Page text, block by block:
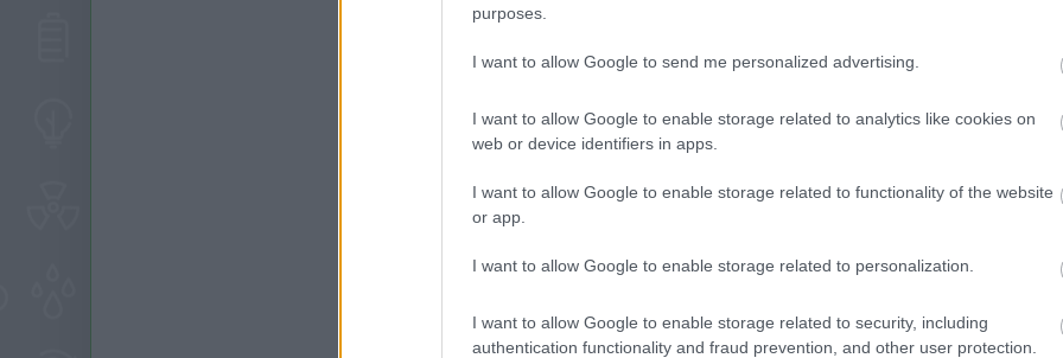
purposes.
I want to allow Google to send me personalized advertising.
I want to allow Google to enable storage related to analytics like cookies on
web or device identifiers in apps.
I want to allow Google to enable storage related to functionality of the website
or app.
I want to allow Google to enable storage related to personalization.
I want to allow Google to enable storage related to security, including
authentication functionality and fraud prevention, and other user protection.